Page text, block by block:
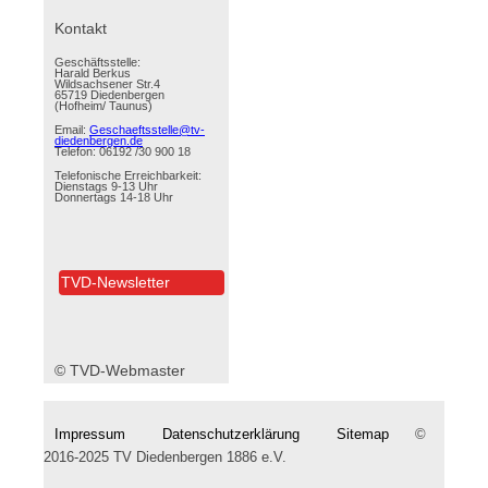
Kontakt
Geschäftsstelle:
Harald Berkus
Wildsachsener Str.4
65719 Diedenbergen
(Hofheim/ Taunus)
Email: Geschaeftsstelle@tv-
diedenbergen.de
Telefon: 06192 /30 900 18
Telefonische Erreichbarkeit:
Dienstags 9-13 Uhr
Donnertags 14-18 Uhr
TVD-Newsletter
© TVD-Webmaster
Impressum Datenschutzerklärung Sitemap
©
2016-2025 TV Diedenbergen 1886 e.V.